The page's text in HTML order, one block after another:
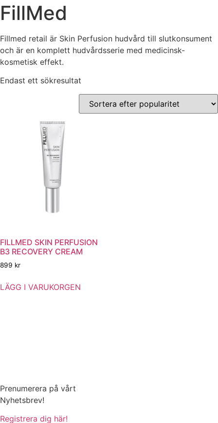
FillMed
Fillmed retail är Skin Perfusion hudvård till slutkonsument
och är en komplett hudvårdsserie med medicinsk-
kosmetisk effekt.
Endast ett sökresultat
FILLMED SKIN PERFUSION
B3 RECOVERY CREAM
899 kr
LÄGG I VARUKORGEN
Prenumerera på vårt
Nyhetsbrev!
Registrera dig här!